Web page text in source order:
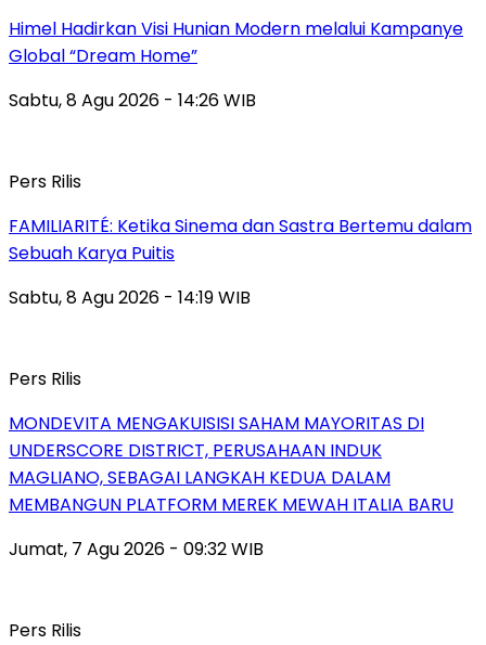
Himel Hadirkan Visi Hunian Modern melalui Kampanye
Global “Dream Home”
Sabtu, 8 Agu 2026 - 14:26 WIB
Pers Rilis
FAMILIARITÉ: Ketika Sinema dan Sastra Bertemu dalam
Sebuah Karya Puitis
Sabtu, 8 Agu 2026 - 14:19 WIB
Pers Rilis
MONDEVITA MENGAKUISISI SAHAM MAYORITAS DI
UNDERSCORE DISTRICT, PERUSAHAAN INDUK
MAGLIANO, SEBAGAI LANGKAH KEDUA DALAM
MEMBANGUN PLATFORM MEREK MEWAH ITALIA BARU
Jumat, 7 Agu 2026 - 09:32 WIB
Pers Rilis